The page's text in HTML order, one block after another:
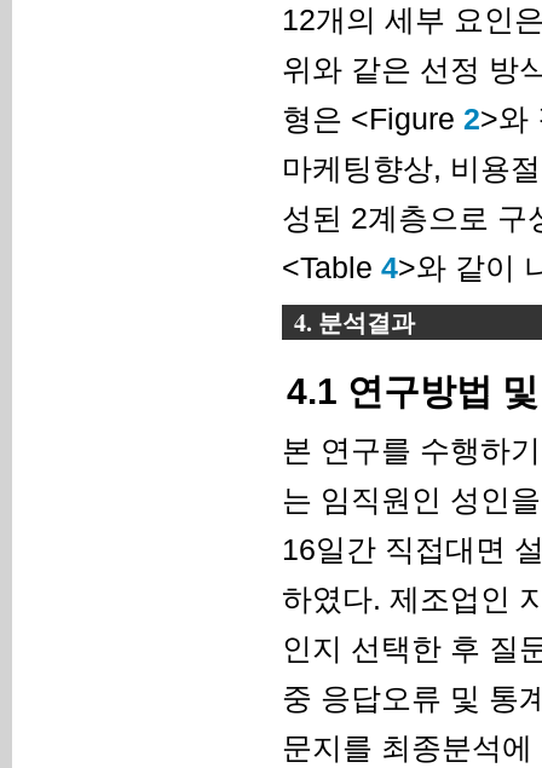
12개의 세부 요인
위와 같은 선정 방
형은 <Figure 2>와
마케팅향상, 비용
성된 2계층으로 구
<Table 4>와 같이
4. 분석결과
4.1 연구방법
본 연구를 수행하
는 임직원인 성인
16일간 직접대면
하였다. 제조업인
인지 선택한 후 질
중 응답오류 및 통
문지를 최종분석